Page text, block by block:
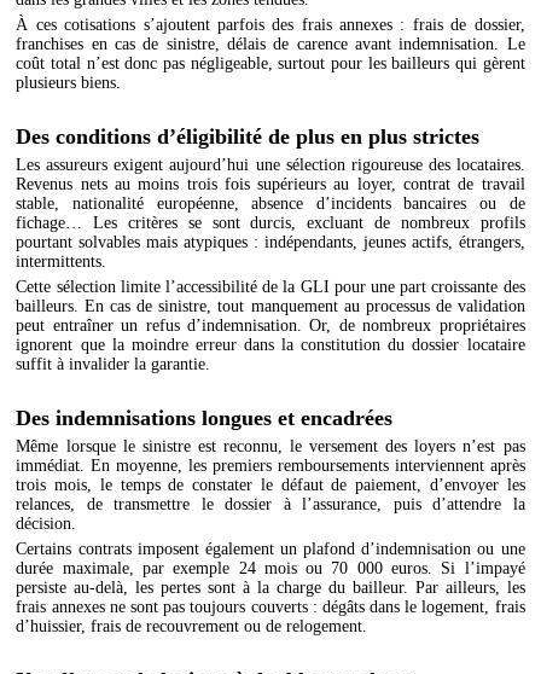
À ces cotisations s’ajoutent parfois des frais annexes : frais de dossier,
franchises en cas de sinistre, délais de carence avant indemnisation. Le
coût total n’est donc pas négligeable, surtout pour les bailleurs qui gèrent
plusieurs biens.
Des conditions d’éligibilité de plus en plus strictes
Les assureurs exigent aujourd’hui une sélection rigoureuse des locataires.
Revenus nets au moins trois fois supérieurs au loyer, contrat de travail
stable, nationalité européenne, absence d’incidents bancaires ou de
fichage… Les critères se sont durcis, excluant de nombreux profils
pourtant solvables mais atypiques : indépendants, jeunes actifs, étrangers,
intermittents.
Cette sélection limite l’accessibilité de la GLI pour une part croissante des
bailleurs. En cas de sinistre, tout manquement au processus de validation
peut entraîner un refus d’indemnisation. Or, de nombreux propriétaires
ignorent que la moindre erreur dans la constitution du dossier locataire
suffit à invalider la garantie.
Des indemnisations longues et encadrées
Même lorsque le sinistre est reconnu, le versement des loyers n’est pas
immédiat. En moyenne, les premiers remboursements interviennent après
trois mois, le temps de constater le défaut de paiement, d’envoyer les
relances, de transmettre le dossier à l’assurance, puis d’attendre la
décision.
Certains contrats imposent également un plafond d’indemnisation ou une
durée maximale, par exemple 24 mois ou 70 000 euros. Si l’impayé
persiste au-delà, les pertes sont à la charge du bailleur. Par ailleurs, les
frais annexes ne sont pas toujours couverts : dégâts dans le logement, frais
d’huissier, frais de recouvrement ou de relogement.